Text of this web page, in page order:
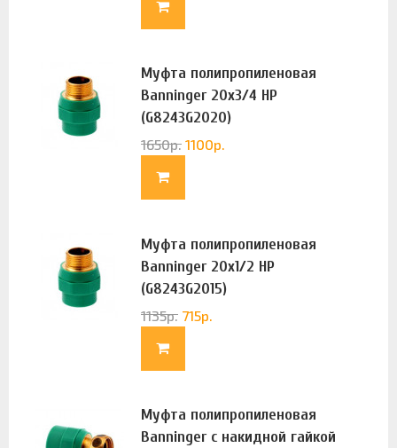
Муфта полипропиленовая
Banninger 20х3/4 НР
(G8243G2020)
1650р. 1100р.
Муфта полипропиленовая
Banninger 20х1/2 НР
(G8243G2015)
1135р. 715р.
Муфта полипропиленовая
Banninger с накидной гайкой